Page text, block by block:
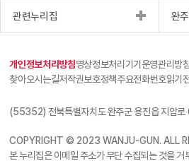
관련누리집 완
개인정보처리방침영상정보처리기기운영관리방침
찾아오시는길저작권보호정책주요전화번호읽기
(55352) 전북특별자치도 완주군 용진읍 지암로
COPYRIGHT © 2023 WANJU-GUN. ALL
본 누리집은 이메일 주소가 무단 수집되는 것을